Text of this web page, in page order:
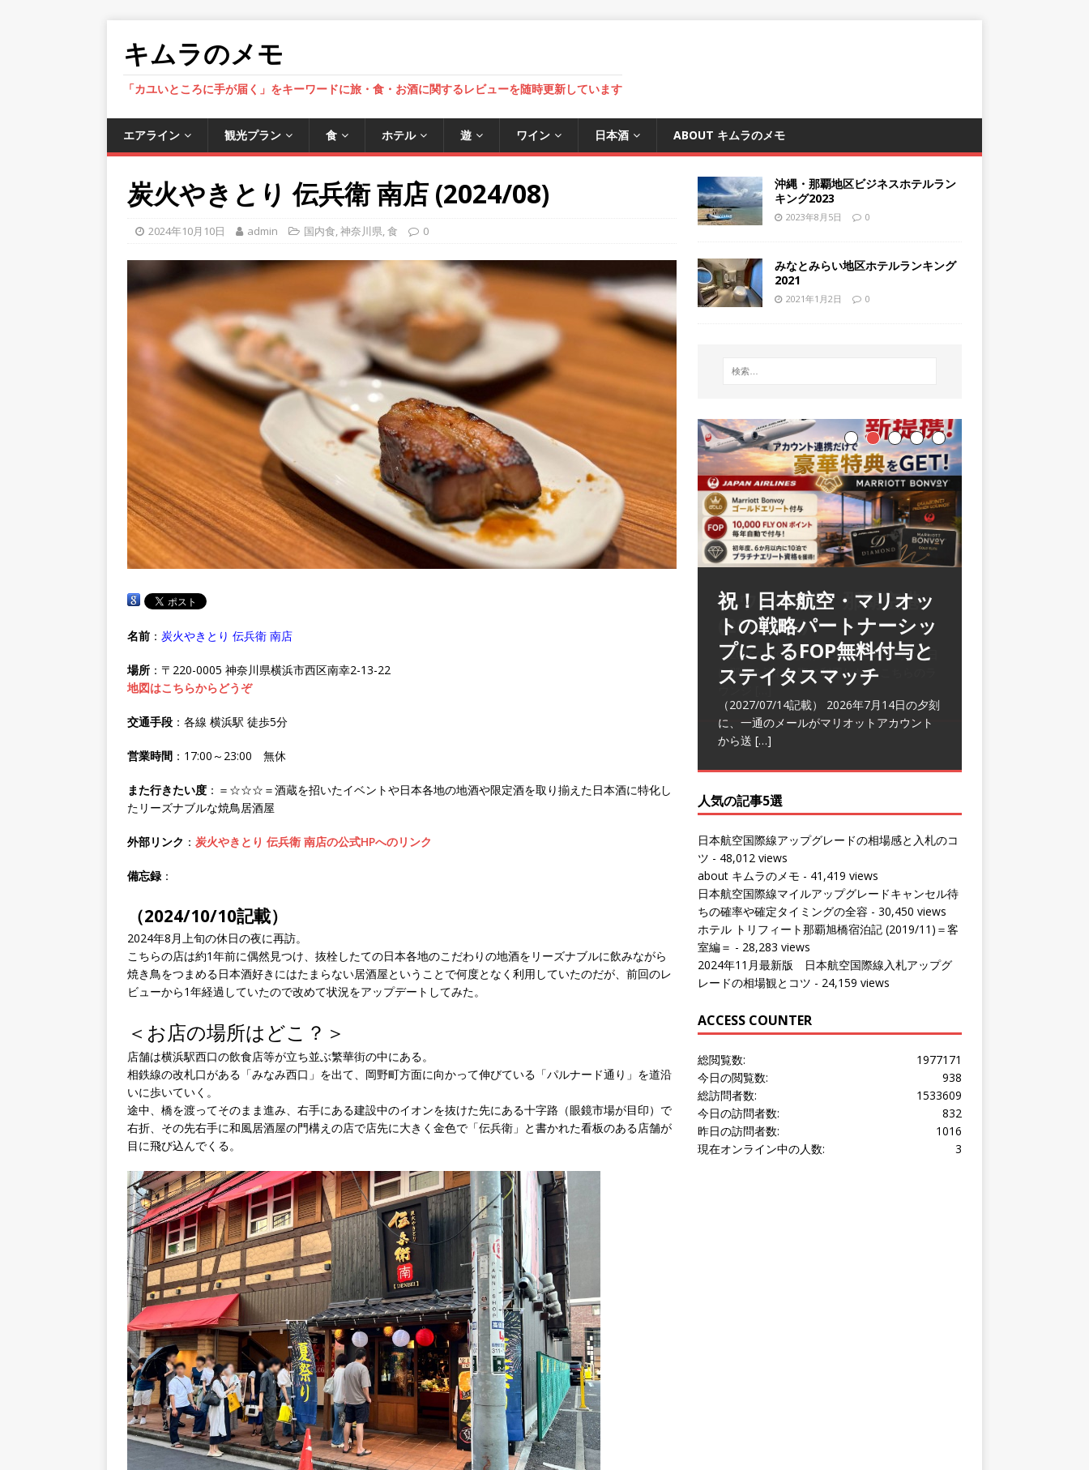
キムラのメモ
「カユいところに手が届く」をキーワードに旅・食・お酒に関するレビューを随時更新しています
エアライン 観光プラン 食 ホテル 遊 ワイン 日本酒 ABOUT キムラのメモ
炭火やきとり 伝兵衛 南店 (2024/08)
2024年10月10日 admin 国内食,神奈川県,食 0
名前 ： 炭火やきとり 伝兵衛 南店
場所 ：〒220-0005 神奈川県横浜市西区南幸2-13-22
地図はこちらからどうぞ
交通手段 ：各線 横浜駅 徒歩5分
営業時間 ：17:00～23:00 無休
また行きたい度 ：＝☆☆☆＝酒蔵を招いたイベントや日本各地の地酒や限定酒を取り揃えた日本酒に特化し
たリーズナブルな焼鳥居酒屋
外部リンク ： 炭火やきとり 伝兵衛 南店の公式HPへのリンク
備忘録 ：
（2024/10/10記載）
2024年8月上旬の休日の夜に再訪。
こちらの店は約1年前に偶然見つけ、抜栓したての日本各地のこだわりの地酒をリーズナブルに飲みながら
焼き鳥をつまめる日本酒好きにはたまらない居酒屋ということで何度となく利用していたのだが、前回のレ
ビューから1年経過していたので改めて状況をアップデートしてみた。
＜お店の場所はどこ？＞
店舗は横浜駅西口の飲食店等が立ち並ぶ繁華街の中にある。
相鉄線の改札口がある「みなみ西口」を出て、岡野町方面に向かって伸びている「パルナード通り」を道沿
いに歩いていく。
途中、橋を渡ってそのまま進み、右手にある建設中のイオンを抜けた先にある十字路（眼鏡市場が目印）で
右折、その先右手に和風居酒屋の門構えの店で店先に大きく金色で「伝兵衛」と書かれた看板のある店舗が
目に飛び込んでくる。
沖縄・那覇地区ビジネスホテルラン
キング2023
2023年8月5日 0
みなとみらい地区ホテルランキング
2021
2021年1月2日 0
ラウンジ 華 那覇空港
(2026/05)
（2026/06/07記載） 2026年5月下旬の平日
に那覇を訪れた際に利用した。 こちらのラ
ウンジ
[…]
人気の記事5選
ツ- 48,012 views
日本航空国際線マイルアップグレードキャンセル待
ちの確率や確定タイミングの全容
ホテル トリフィート那覇旭橋宿泊記 (2019/11)＝客
室編＝- 28,283 views
2024年11月最新版 日本航空国際線入札アップグ
レードの相場観とコツ- 24,159 views
ACCESS COUNTER
今日の閲覧数:
832
今日の訪問者数:
1016
昨日の訪問者数:
3
現在オンライン中の人数: